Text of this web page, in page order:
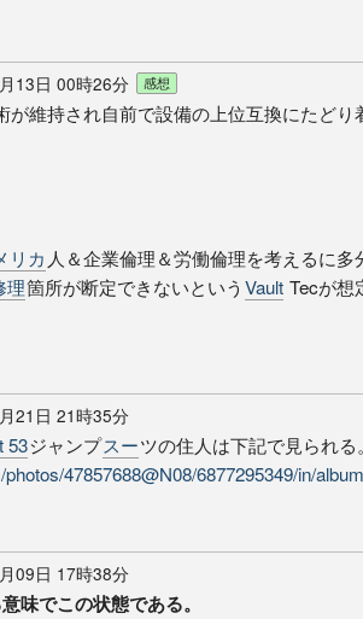
13日 00時26分 感想
が維持され自前で設備の上位互換にたどり
リカ 人＆企業倫理＆労働倫理を考えるに
理箇所が断定できないという Vault Tecが想
21日 21時35分
53ジャンプスーツの住人は下記で見られる。
47857688@N08/6877295349/in/
09日 17時38分
味でこの状態である。